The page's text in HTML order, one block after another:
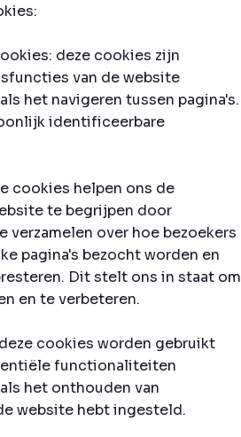
deze cookies zijn
van de website
het navigeren tussen pagina's.
identificeerbare
cookies helpen ons de
te begrijpen door
verzamelen over hoe bezoekers
pagina's bezocht worden en
Dit stelt ons in staat om
en te verbeteren.
cookies worden gebruikt
functionaliteiten
het onthouden van
website hebt ingesteld.